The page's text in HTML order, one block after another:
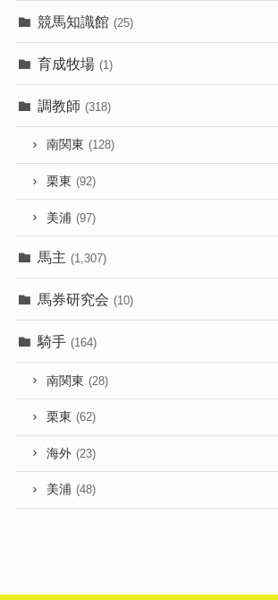
競馬知識館 (25)
育成牧場 (1)
調教師 (318)
南関東 (128)
栗東 (92)
美浦 (97)
馬主 (1,307)
馬券研究会 (10)
騎手 (164)
南関東 (28)
栗東 (62)
海外 (23)
美浦 (48)